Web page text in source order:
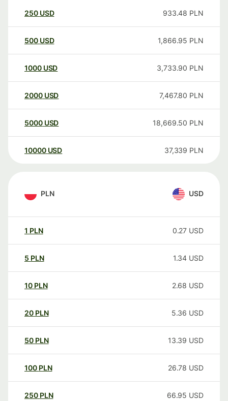
250 USD 933.48 PLN
500 USD 1,866.95 PLN
1000 USD 3,733.90 PLN
2000 USD 7,467.80 PLN
5000 USD 18,669.50 PLN
10000 USD 37,339 PLN
PLN USD
1 PLN 0.27 USD
5 PLN 1.34 USD
10 PLN 2.68 USD
20 PLN 5.36 USD
50 PLN 13.39 USD
100 PLN 26.78 USD
250 PLN 66.95 USD